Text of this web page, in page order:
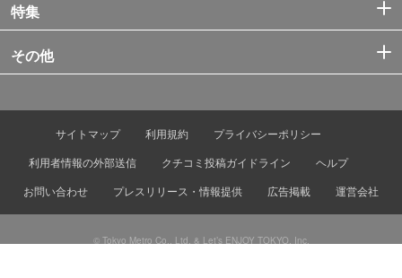
特集
その他
サイトマップ 利用規約
プライバシーポリシー
利用者情報の外部送信
クチコミ投稿ガイドライン
ヘルプ
お問い合わせ
プレスリリース・情報提供 広告掲載 運営会社
© Tokyo Metro Co., Ltd. & Let’s ENJOY TOKYO, Inc.